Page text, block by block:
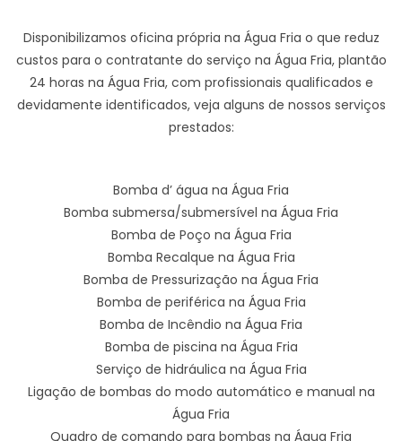
Disponibilizamos oficina própria na Água Fria o que reduz
custos para o contratante do serviço na Água Fria, plantão
24 horas na Água Fria, com profissionais qualificados e
devidamente identificados, veja alguns de nossos serviços
prestados:
Bomba d’ água na Água Fria
Bomba submersa/submersível na Água Fria
Bomba de Poço na Água Fria
Bomba Recalque na Água Fria
Bomba de Pressurização na Água Fria
Bomba de periférica na Água Fria
Bomba de Incêndio na Água Fria
Bomba de piscina na Água Fria
Serviço de hidráulica na Água Fria
Ligação de bombas do modo automático e manual na
Água Fria
Quadro de comando para bombas na Água Fria